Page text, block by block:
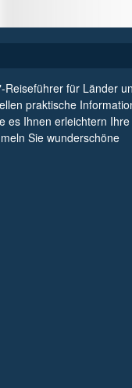
Reiseführer für Länder
praktische
es Ihnen erleichtern
Sie wunderschöne